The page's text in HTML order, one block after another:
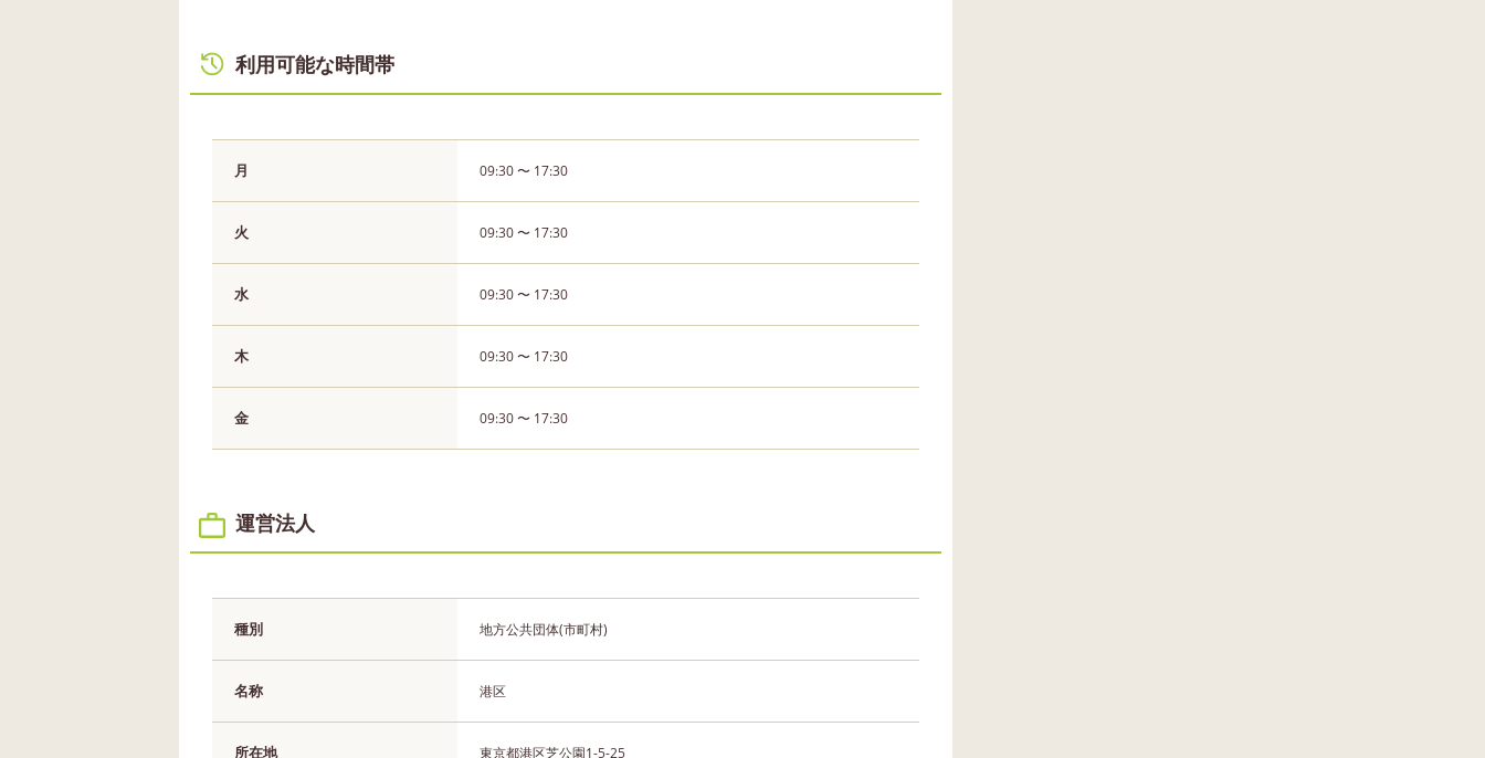
利用可能な時間帯
月 09:30 〜 17:30
火 09:30 〜 17:30
水 09:30 〜 17:30
木 09:30 〜 17:30
金 09:30 〜 17:30
運営法人
種別 地方公共団体(市町村)
名称 港区
所在地 東京都港区芝公園1-5-25